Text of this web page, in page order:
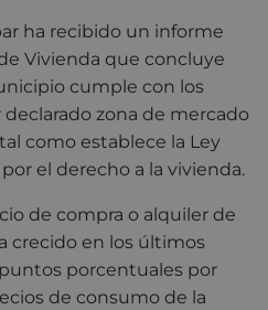
ha recibido un informe
Vivienda que concluye
cumple con los
zona de mercado
como establece la Ley
el derecho a la vivienda.
de compra o alquiler de
crecido en los últimos
porcentuales por
de consumo de la